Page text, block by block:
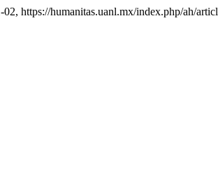
02, https://humanitas.uanl.mx/index.php/ah/